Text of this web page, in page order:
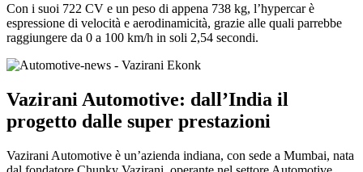
Con i suoi 722 CV e un peso di appena 738 kg, l’hypercar è
espressione di velocità e aerodinamicità, grazie alle quali parrebbe
raggiungere da 0 a 100 km/h in soli 2,54 secondi.
Vazirani Automotive: dall’India il
progetto dalle super prestazioni
Vazirani Automotive è un’azienda indiana, con sede a Mumbai, nata